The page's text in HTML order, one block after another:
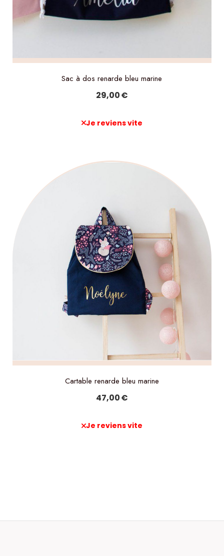
Sac à dos renarde bleu marine
29,00€
Je reviens vite
Cartable renarde bleu marine
47,00€
Je reviens vite